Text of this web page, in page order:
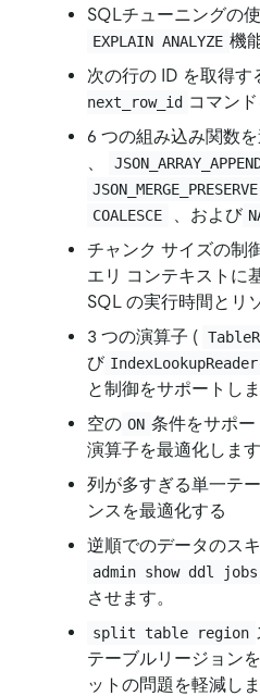
SQLチューニングの
EXPLAIN ANALYZE 機
次の行の ID を取得す
next_row_id コマン
6 つの組み込み関数
、
JSON_MERGE_PRESERVE
COALESCE 、および
チャンク サイズの制
エリ コンテキストに
SQL の実行時間とリ
3 つの演算子 (
び IndexLookupReader
と制御をサポートしま
空の ON 条件をサポ
演算子を最適化します
列が多すぎる単一テ
ンスを最適化する
逆順でのデータのス
admin show ddl jobs
させます。
split table region
テーブルリージョン
ットの問題を軽減し